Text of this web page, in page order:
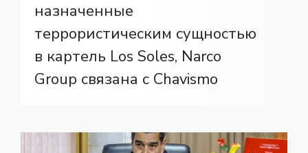
назначенные
террористическим сущностью
в картель Los Soles, Narco
Group связана с Chavismo